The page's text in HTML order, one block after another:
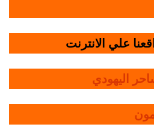
علي الانترنت
اليهودي